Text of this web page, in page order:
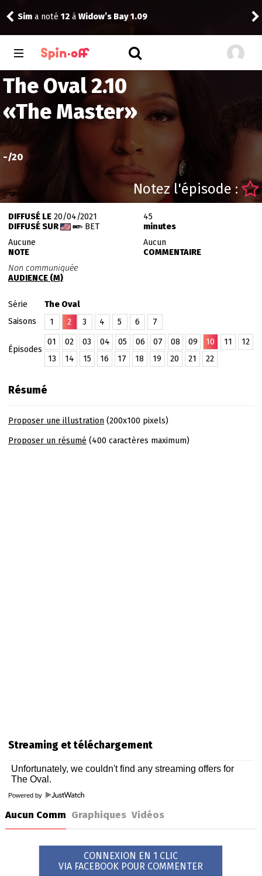
Sim a noté 12 à Widow’s Bay 1.09
The Oval 2.10
«The Master»
-/20
Notez l'épisode :
DIFFUSÉ LE20/04/2021
DIFFUSÉ SUR
BET
45
minutes
Aucune
NOTE
Aucun
COMMENTAIRE
Non communiquée
AUDIENCE (M)
Série
The Oval
Saisons
1 2 3 4 5 6 7
Épisodes
01 02 03 04 05 06 07 08 09 10 11
12
13
14 15 16 17 18 19 20 21 22
Résumé
Proposer une illustration(200x100 pixels)
Proposer un résumé (400 caractères maximum)
Streaming et téléchargement
Powered by
Aucun Comm Graphiques Vidéos
CONNEXION EN 1 CLIC
VIA FACEBOOK POUR COMMENTER